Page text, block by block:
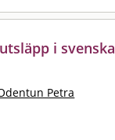
i svenska
Petra